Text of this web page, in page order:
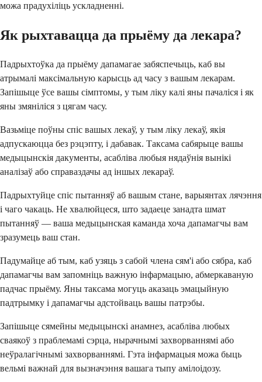
можа прадухіліць ускладненні.
Як рыхтавацца да прыёму да лекара?
Падрыхтоўка да прыёму дапамагае забяспечыць, каб вы
атрымалі максімальную карысць ад часу з вашым лекарам.
Запішыце ўсе вашы сімптомы, у тым ліку калі яны пачаліся і як
яны змяніліся з цягам часу.
Вазьміце поўны спіс вашых лекаў, у тым ліку лекаў, якія
адпускаюцца без рэцэпту, і дабавак. Таксама сабярыце вашы
медыцынскія дакументы, асабліва любыя нядаўнія вынікі
аналізаў або справаздачы ад іншых лекараў.
Падрыхтуйце спіс пытанняў аб вашым стане, варыянтах лячэння
і чаго чакаць. Не хвалюйцеся, што задаеце занадта шмат
пытанняў — ваша медыцынская каманда хоча дапамагчы вам
зразумець ваш стан.
Падумайце аб тым, каб узяць з сабой члена сям'і або сябра, каб
дапамагчы вам запомніць важную інфармацыю, абмеркаваную
падчас прыёму. Яны таксама могуць аказаць эмацыйную
падтрымку і дапамагчы адстойваць вашы патрэбы.
Запішыце сямейны медыцынскі анамнез, асабліва любых
сваякоў з праблемамі сэрца, нырачнымі захворваннямі або
неўралагічнымі захворваннямі. Гэта інфармацыя можа быць
вельмі важнай для вызначэння вашага тыпу амілоідозу.